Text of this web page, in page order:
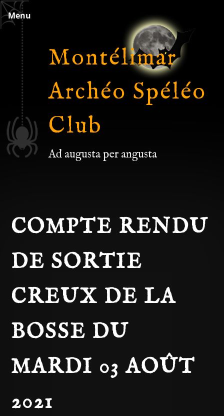
Skip
to
content
Menu
Montélimar
Archéo Spéléo
Club
Ad augusta per angusta
COMPTE RENDU
DE SORTIE
CREUX DE LA
BOSSE DU
MARDI 03 AOÛT
2021